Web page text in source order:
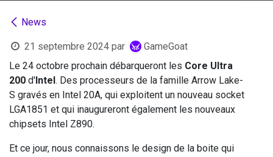
News
21 septembre 2024 par
GameGoat
Le 24 octobre prochain débarqueront les Core Ultra
200 d'Intel. Des processeurs de la famille Arrow Lake-
S gravés en Intel 20A, qui exploitent un nouveau socket
LGA1851 et qui inaugureront également les nouveaux
chipsets Intel Z890.
Et ce jour, nous connaissons le design de la boite qui